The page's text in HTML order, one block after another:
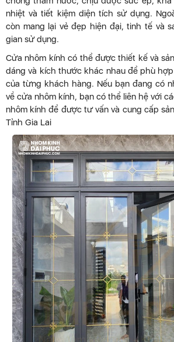
nhiệt và tiết kiệm diện tích sử dụng.
còn mang lại vẻ đẹp hiện đại, tinh tế và
gian sử dụng.
Cửa nhôm kính có thể được thiết kế và
dáng và kích thước khác nhau để phù
của từng khách hàng. Nếu bạn đang có
về cửa nhôm kính, bạn có thể liên hệ với
nhôm kính để được tư vấn và cung cấp
Tỉnh Gia Lai